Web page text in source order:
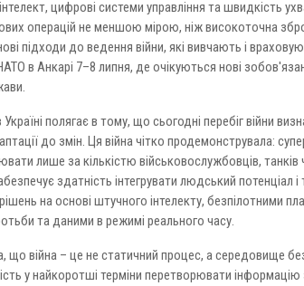
цифрові системи управління та швидкість
операцій не меншою мірою, ніж високоточна
підходи до ведення війни, які вивчають і
в Анкарі 7–8 липня, де очікуються нові
полягає в тому, що сьогодні перебіг війни
до змін. Ця війна чітко продемонструвала:
лише за кількістю військовослужбовців, танків
здатність інтегрувати людський потенціал і
на основі штучного інтелекту, безпілотними
та даними в режимі реального часу.
що війна – це не статичний процес, а середовище
у найкоротші терміни перетворювати інформацію